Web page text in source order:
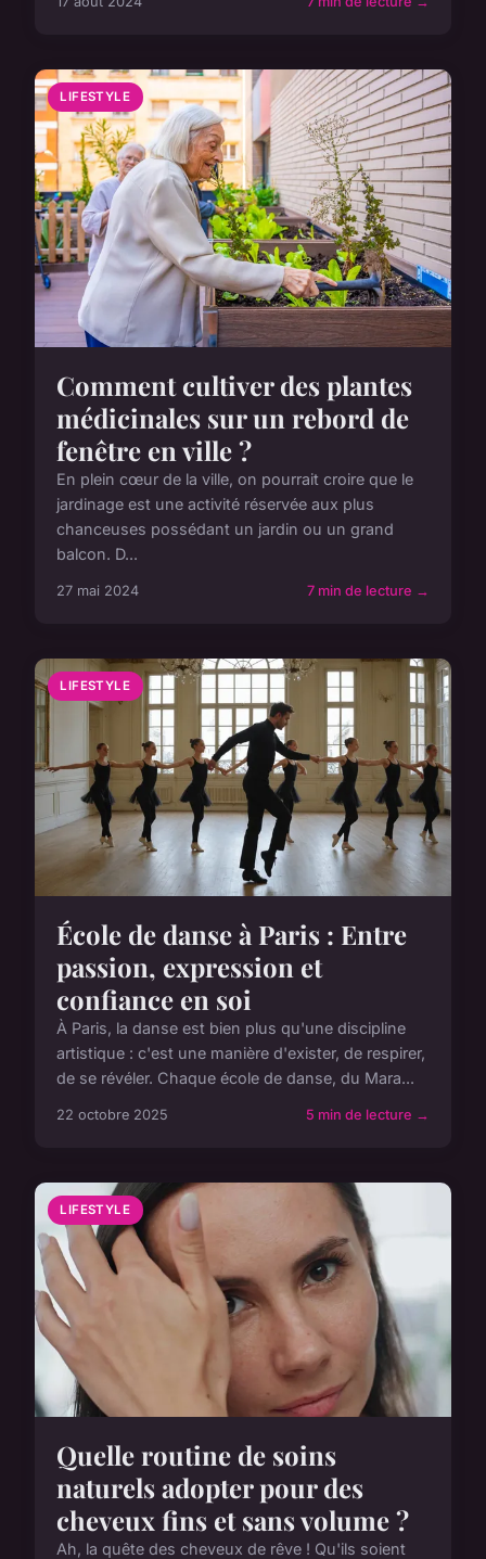
LIFESTYLE
Comment cultiver des plantes
médicinales sur un rebord de
fenêtre en ville ?
En plein cœur de la ville, on pourrait croire que le
jardinage est une activité réservée aux plus
chanceuses possédant un jardin ou un grand
balcon. D...
27 mai 2024 7 min de lecture →
LIFESTYLE
École de danse à Paris : Entre
passion, expression et
confiance en soi
À Paris, la danse est bien plus qu'une discipline
artistique : c'est une manière d'exister, de respirer,
de se révéler. Chaque école de danse, du Mara...
22 octobre 2025 5 min de lecture →
LIFESTYLE
Quelle routine de soins
naturels adopter pour des
cheveux fins et sans volume ?
Ah, la quête des cheveux de rêve ! Qu'ils soient